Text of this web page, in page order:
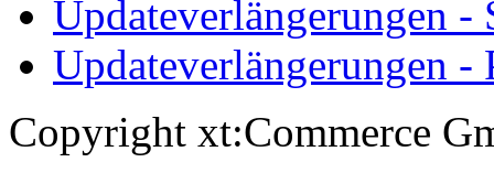
Updateverlängerungen -
Updateverlängerungen -
Copyright xt:Commerce